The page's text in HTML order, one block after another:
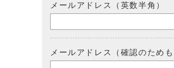
メールアドレス（英数半角）
メールアドレス（確認のため